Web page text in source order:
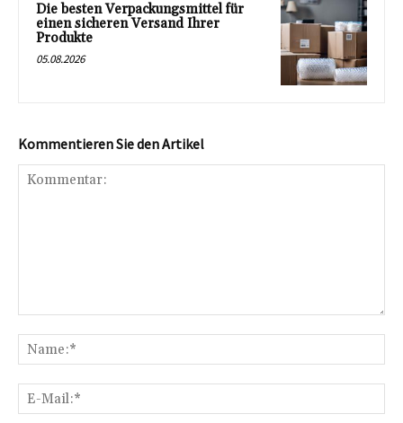
Die besten Verpackungsmittel für
einen sicheren Versand Ihrer
Produkte
05.08.2026
Kommentieren Sie den Artikel